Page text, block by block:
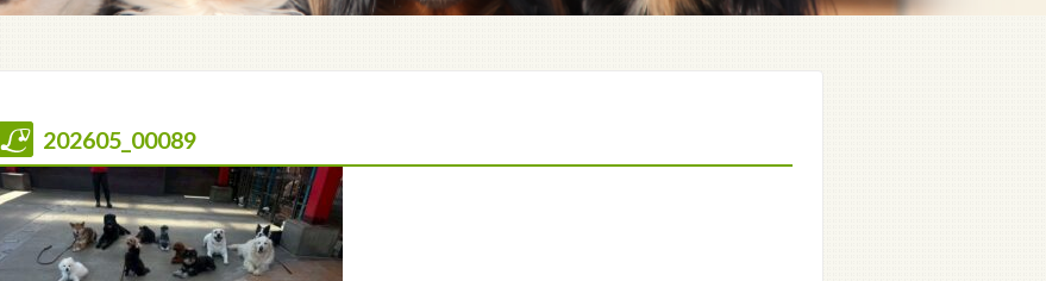
202605_00089